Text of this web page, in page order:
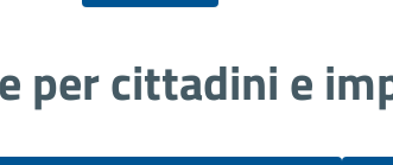
per cittadini e